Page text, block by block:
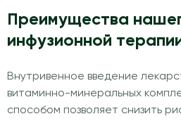
Преимущества
инфузионной
Внутривенное введение
витаминно-минеральных
способом позволяет снизить